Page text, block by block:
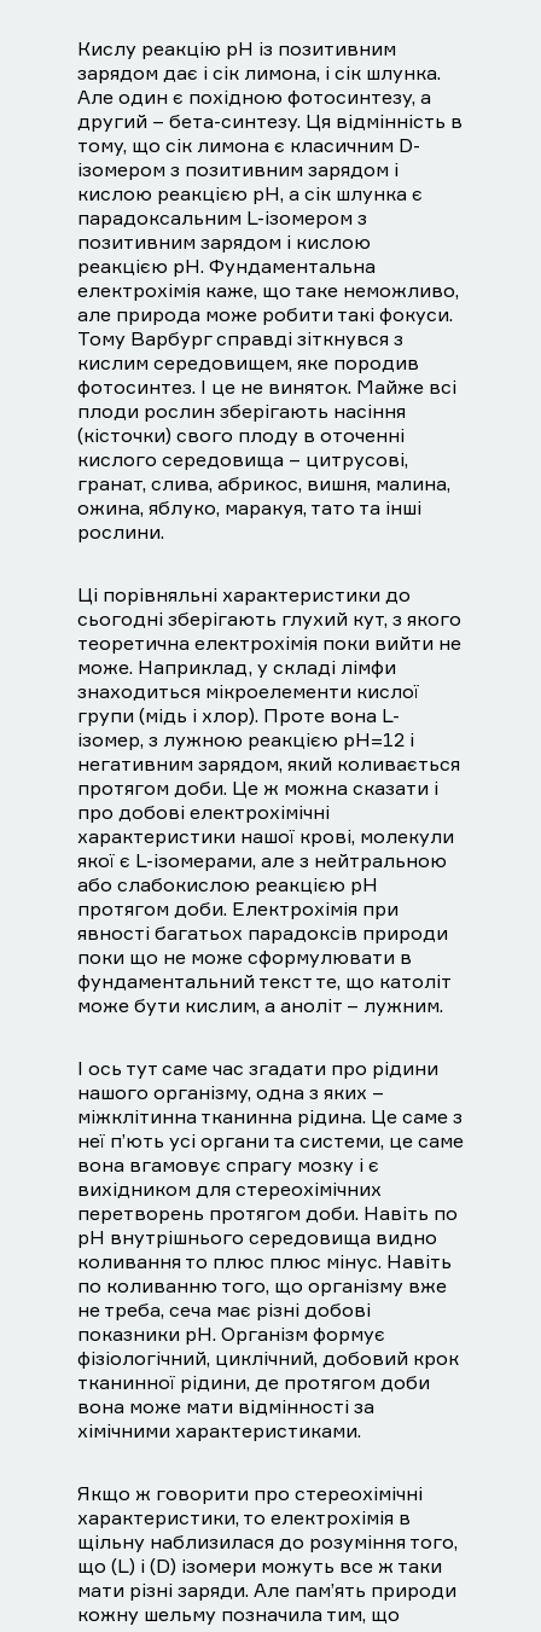
Кислу реакцію рН із позитивним
зарядом дає і сік лимона, і сік шлунка.
Але один є похідною фотосинтезу, а
другий – бета-синтезу. Ця відмінність в
тому, що сік лимона є класичним D-
ізомером з позитивним зарядом і
кислою реакцією рН, а сік шлунка є
парадоксальним L-ізомером з
позитивним зарядом і кислою
реакцією рН. Фундаментальна
електрохімія каже, що таке неможливо,
але природа може робити такі фокуси.
Тому Варбург справді зіткнувся з
кислим середовищем, яке породив
фотосинтез. І це не виняток. Майже всі
плоди рослин зберігають насіння
(кісточки) свого плоду в оточенні
кислого середовища – цитрусові,
гранат, слива, абрикос, вишня, малина,
ожина, яблуко, маракуя, тато та інші
рослини.
Ці порівняльні характеристики до
сьогодні зберігають глухий кут, з якого
теоретична електрохімія поки вийти не
може. Наприклад, у складі лімфи
знаходиться мікроелементи кислої
групи (мідь і хлор). Проте вона L-
ізомер, з лужною реакцією рН=12 і
негативним зарядом, який коливається
протягом доби. Це ж можна сказати і
про добові електрохімічні
характеристики нашої крові, молекули
якої є L-ізомерами, але з нейтральною
або слабокислою реакцією рН
протягом доби. Електрохімія при
явності багатьох парадоксів природи
поки що не може сформулювати в
фундаментальний текст те, що католіт
може бути кислим, а аноліт – лужним.
І ось тут саме час згадати про рідини
нашого організму, одна з яких –
міжклітинна тканинна рідина. Це саме з
неї п’ють усі органи та системи, це саме
вона вгамовує спрагу мозку і є
вихідником для стереохімічних
перетворень протягом доби. Навіть по
рН внутрішнього середовища видно
коливання то плюс плюс мінус. Навіть
по коливанню того, що організму вже
не треба, сеча має різні добові
показники рН. Організм формує
фізіологічний, циклічний, добовий крок
тканинної рідини, де протягом доби
вона може мати відмінності за
хімічними характеристиками.
Якщо ж говорити про стереохімічні
характеристики, то електрохімія в
щільну наблизилася до розуміння того,
що (L) і (D) ізомери можуть все ж таки
мати різні заряди. Але пам’ять природи
кожну шельму позначила тим, що